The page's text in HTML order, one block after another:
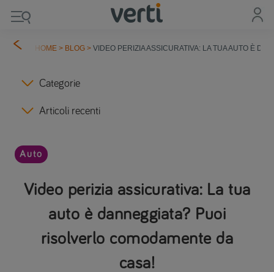
HOME > BLOG >VIDEO PERIZIA ASSICURATIVA: LA TUA AUTO È
Categorie
Articoli recenti
Video perizia assicurativa: La tua
auto è danneggiata? Puoi
risolverlo comodamente da
casa!
Auto